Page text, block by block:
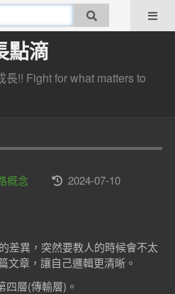
點滴
!! Fight for what matters to
概念 2024-07-10
差異，突然要教人的時候會不太
文章，讓自己邏輯更清晰。
四層(傳輸層)。